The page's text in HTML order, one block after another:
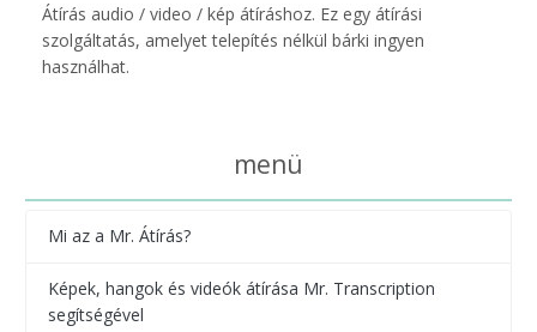
Átírás audio / video / kép átíráshoz. Ez egy átírási
szolgáltatás, amelyet telepítés nélkül bárki ingyen
használhat.
menü
Mi az a Mr. Átírás?
Képek, hangok és videók átírása Mr. Transcription
segítségével